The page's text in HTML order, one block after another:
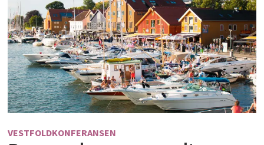
VESTFOLDKONFERANSEN